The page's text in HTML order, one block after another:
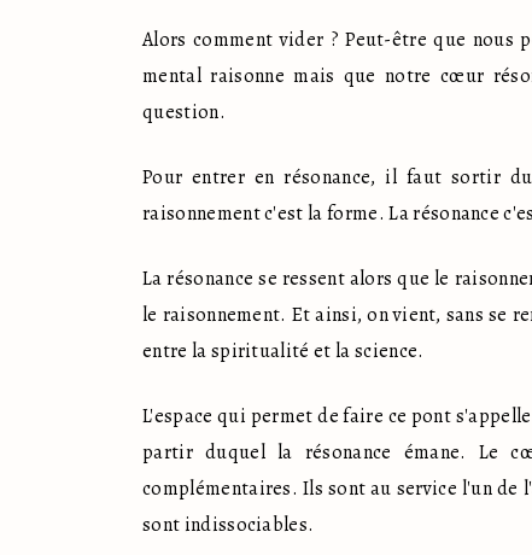
Alors comment vider ? Peut-être que nous
mental raisonne mais que notre cœur
question.
Pour entrer en résonance, il faut sortir
raisonnement c'est la forme. La résonance
La résonance se ressent alors que le
le raisonnement. Et ainsi, on vient, sans se
entre la spiritualité et la science.
L'espace qui permet de faire ce pont
partir duquel la résonance émane. Le
complémentaires. Ils sont au service l'un de
sont indissociables.